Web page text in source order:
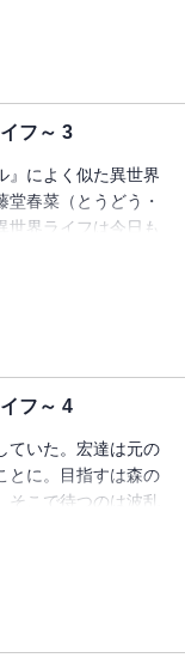
フ～ 3
』によく似た異世界
春菜（とうどう・
界ライフは今日も
フ～ 4
ていた。宏達は元の
とに。目指すは森の
そこで待つのは波乱